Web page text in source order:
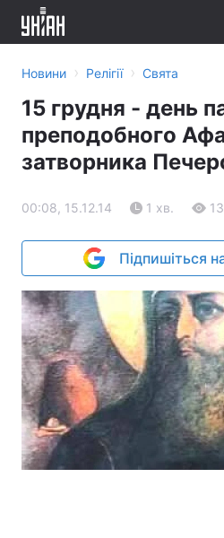
Новини › Релігії › Свята
15 грудня - день
преподобного
затворника
00:08, 15.12.14 1 хв. 13
Підпишіться